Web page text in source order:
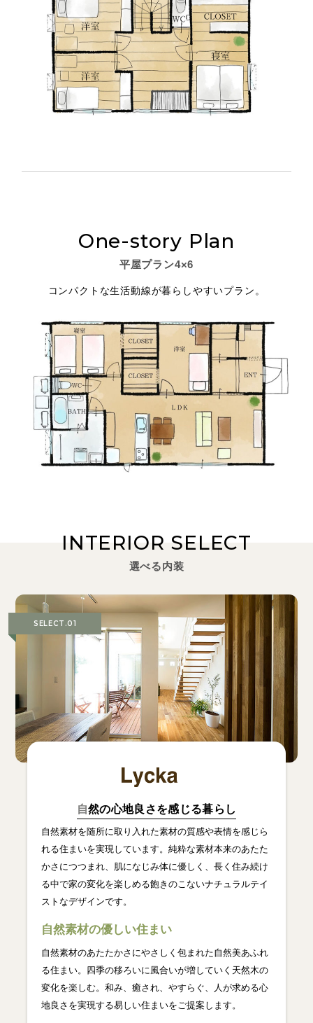
One-story Plan
平屋プラン4×6
コンパクトな生活動線が暮らしやすいプラン。
INTERIOR SELECT
選べる内装
自然の心地良さを感じる暮らし
自然素材を随所に取り入れた素材の質感や表情を感じら
れる住まいを実現しています。純粋な素材本来のあたた
かさにつつまれ、肌になじみ体に優しく、長く住み続け
る中で家の変化を楽しめる飽きのこないナチュラルテイ
ストなデザインです。
自然素材の優しい住まい
自然素材のあたたかさにやさしく包まれた自然美あふれ
る住まい。四季の移ろいに風合いが増していく天然木の
変化を楽しむ。和み、癒され、やすらぐ、人が求める心
地良さを実現する易しい住まいをご提案します。